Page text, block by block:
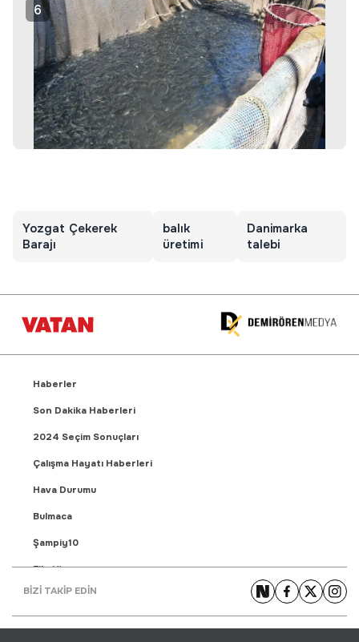
6
Yozgat Çekerek
Barajı
balık
üretimi
Danimarka
talebi
Haberler
Son Dakika Haberleri
2024 Seçim Sonuçları
Çalışma Hayatı Haberleri
Hava Durumu
Bulmaca
Şampiy10
Fikstür
Puan Durumu
BİZİ TAKİP EDİN